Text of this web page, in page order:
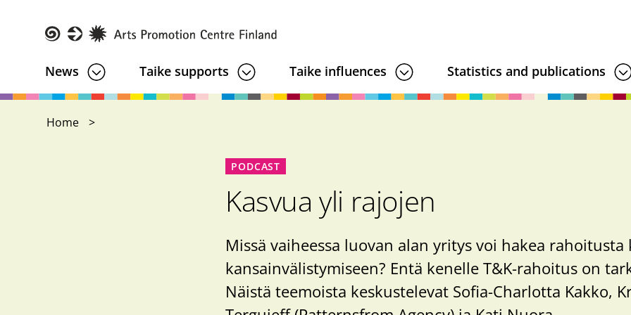
contentNews Taike supports Taike influences Statistics and publications
Home
PODCAST
Kasvua yli rajojen
Missä vaiheessa luovan alan yritys voi hakea rahoitusta
kansainvälistymiseen? Entä kenelle T&K-rahoitus on
Näistä teemoista keskustelevat Sofia-Charlotta Kakko,